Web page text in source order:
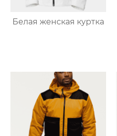
Белая женская куртка